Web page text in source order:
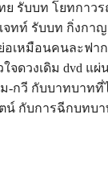
รับบท โยทกาวร
จทท์ รับบท กิ่งกา
อเหมือนคนละฟ
จดวงเดิม dvd แผ่
-กวี กับบาทบาทที่
น์ กับการฉีกบทบ